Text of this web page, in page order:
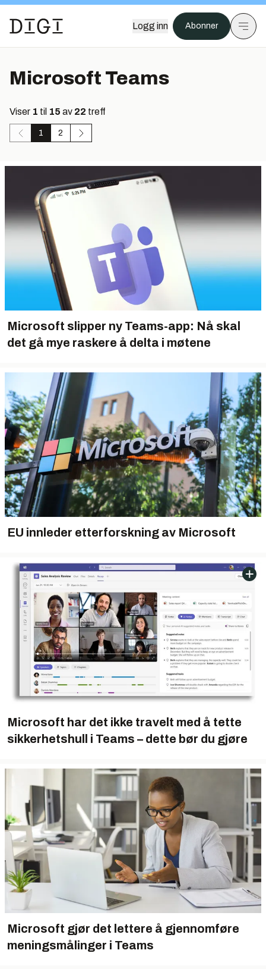
Logg inn Abonner
Microsoft Teams
Viser 1 til 15 av 22 treff
1 2
Microsoft slipper ny Teams-app: Nå skal
det gå mye raskere å delta i møtene
EU innleder etterforskning av Microsoft
Microsoft har det ikke travelt med å tette
sikkerhetshull i Teams – dette bør du gjøre
Microsoft gjør det lettere å gjennomføre
meningsmålinger i Teams